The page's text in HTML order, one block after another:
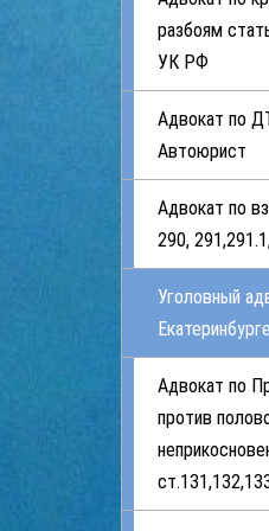
разбоям
УК РФ
Адвокат по
Автоюрист
Адвокат по
290,
Уголовный
Екатеринбурге
Адвокат по
против